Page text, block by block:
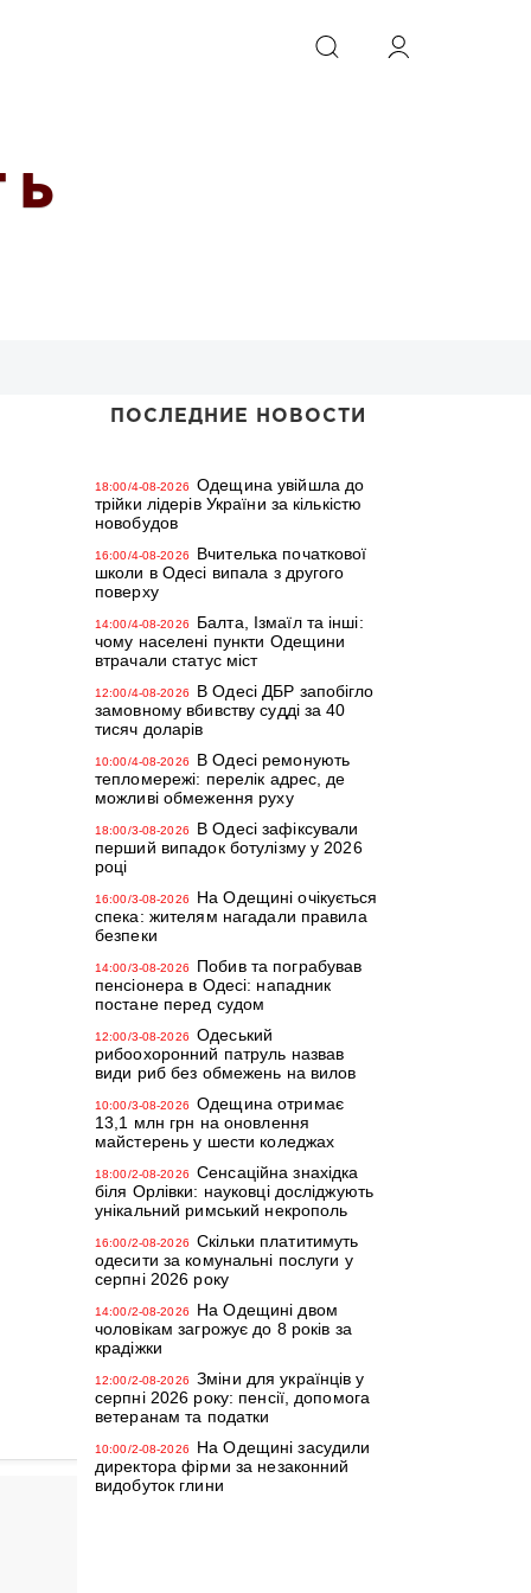
ИСКАТЬ
Ь
ПОСЛЕДНИЕ НОВОСТИ
18:00/4-08-2026
Одещина увійшла до
трійки лідерів України за кількістю
новобудов
16:00/4-08-2026
Вчителька початкової
школи в Одесі випала з другого
поверху
14:00/4-08-2026
Балта, Ізмаїл та інші:
чому населені пункти Одещини
втрачали статус міст
12:00/4-08-2026
В Одесі ДБР запобігло
замовному вбивству судді за 40
тисяч доларів
10:00/4-08-2026
В Одесі ремонують
тепломережі: перелік адрес, де
можливі обмеження руху
18:00/3-08-2026
В Одесі зафіксували
перший випадок ботулізму у 2026
році
16:00/3-08-2026
На Одещині очікується
спека: жителям нагадали правила
безпеки
14:00/3-08-2026
Побив та пограбував
пенсіонера в Одесі: нападник
постане перед судом
12:00/3-08-2026
Одеський
рибоохоронний патруль назвав
види риб без обмежень на вилов
10:00/3-08-2026
Одещина отримає
13,1 млн грн на оновлення
майстерень у шести коледжах
18:00/2-08-2026
Сенсаційна знахідка
біля Орлівки: науковці досліджують
унікальний римський некрополь
16:00/2-08-2026
Скільки платитимуть
одесити за комунальні послуги у
серпні 2026 року
14:00/2-08-2026
На Одещині двом
чоловікам загрожує до 8 років за
крадіжки
12:00/2-08-2026
Зміни для українців у
серпні 2026 року: пенсії, допомога
ветеранам та податки
10:00/2-08-2026
На Одещині засудили
директора фірми за незаконний
видобуток глини